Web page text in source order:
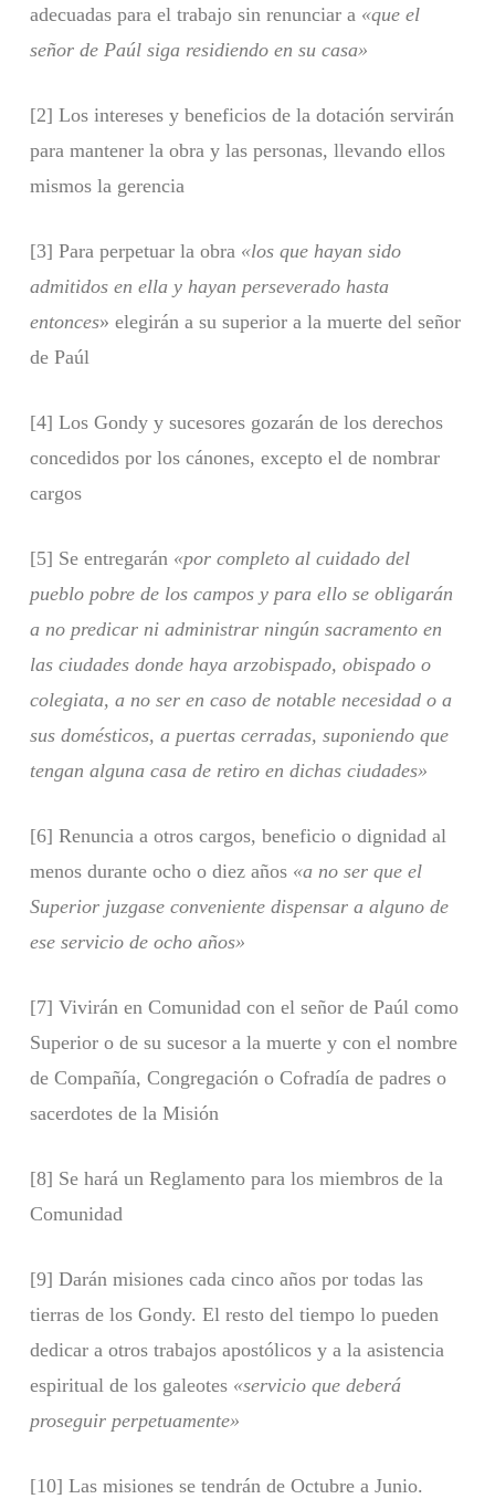
adecuadas para el trabajo sin renunciar a «que el
señor de Paúl siga residiendo en su casa»
[2] Los intereses y beneficios de la dotación servirán
para mantener la obra y las personas, llevando ellos
mismos la gerencia
[3] Para perpetuar la obra «los que hayan sido
admitidos en ella y hayan perseverado hasta
entonces» elegirán a su superior a la muerte del señor
de Paúl
[4] Los Gondy y sucesores gozarán de los derechos
concedidos por los cánones, excepto el de nombrar
cargos
[5] Se entregarán «por completo al cuidado del
pueblo pobre de los campos y para ello se obligarán
a no predicar ni administrar ningún sacramento en
las ciudades donde haya arzobispado, obispado o
colegiata, a no ser en caso de notable necesidad o a
sus domésticos, a puertas cerradas, suponiendo que
tengan alguna casa de retiro en dichas ciudades»
[6] Renuncia a otros cargos, beneficio o dignidad al
menos durante ocho o diez años «a no ser que el
Superior juzgase conveniente dispensar a alguno de
ese servicio de ocho años»
[7] Vivirán en Comunidad con el señor de Paúl como
Superior o de su sucesor a la muerte y con el nombre
de Compañía, Congregación o Cofradía de padres o
sacerdotes de la Misión
[8] Se hará un Reglamento para los miembros de la
Comunidad
[9] Darán misiones cada cinco años por todas las
tierras de los Gondy. El resto del tiempo lo pueden
dedicar a otros trabajos apostólicos y a la asistencia
espiritual de los galeotes «servicio que deberá
proseguir perpetuamente»
[10] Las misiones se tendrán de Octubre a Junio.